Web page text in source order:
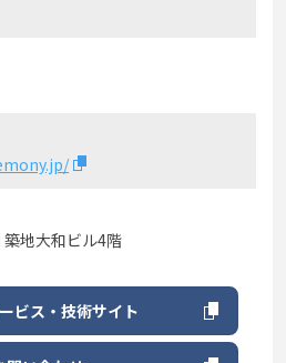
地大和ビル4階
ビス・技術サイト